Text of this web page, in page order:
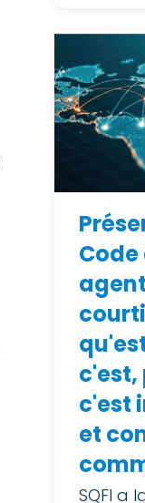
Code
c'est,
c'est
et
SQFI a